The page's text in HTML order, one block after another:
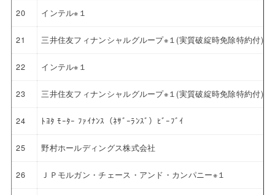
20 インテル※１
21 三井住友フィナンシャルグループ※１(実質破綻時免除特約付)
22 インテル※１
23 三井住友フィナンシャルグループ※１(実質破綻時免除特約付)
24 ﾄﾖﾀ ﾓｰﾀｰ ﾌｧｲﾅﾝｽ（ﾈｻﾞｰﾗﾝｽﾞ）ﾋﾞｰﾌﾞｲ
25 野村ホールディングス株式会社
26 ＪＰモルガン・チェース・アンド・カンパニー※１